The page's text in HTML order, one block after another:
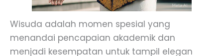
Wisuda adalah momen spesial yang
menandai pencapaian akademik dan
menjadi kesempatan untuk tampil elegan